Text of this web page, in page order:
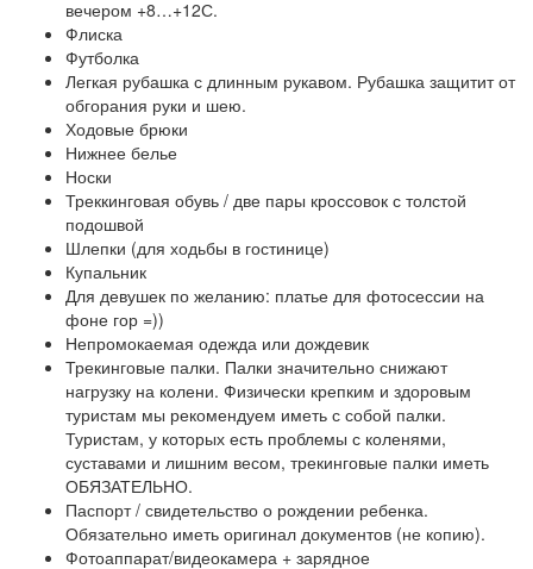
вечером +8…+12С.
Флиска
Футболка
Легкая рубашка с длинным рукавом. Рубашка защитит от
обгорания руки и шею.
Ходовые брюки
Нижнее белье
Носки
Треккинговая обувь / две пары кроссовок с толстой
подошвой
Шлепки (для ходьбы в гостинице)
Купальник
Для девушек по желанию: платье для фотосессии на
фоне гор =))
Непромокаемая одежда или дождевик
Трекинговые палки. Палки значительно снижают
нагрузку на колени. Физически крепким и здоровым
туристам мы рекомендуем иметь с собой палки.
Туристам, у которых есть проблемы с коленями,
суставами и лишним весом, трекинговые палки иметь
ОБЯЗАТЕЛЬНО.
Паспорт / свидетельство о рождении ребенка.
Обязательно иметь оригинал документов (не копию).
Фотоаппарат/видеокамера + зарядное